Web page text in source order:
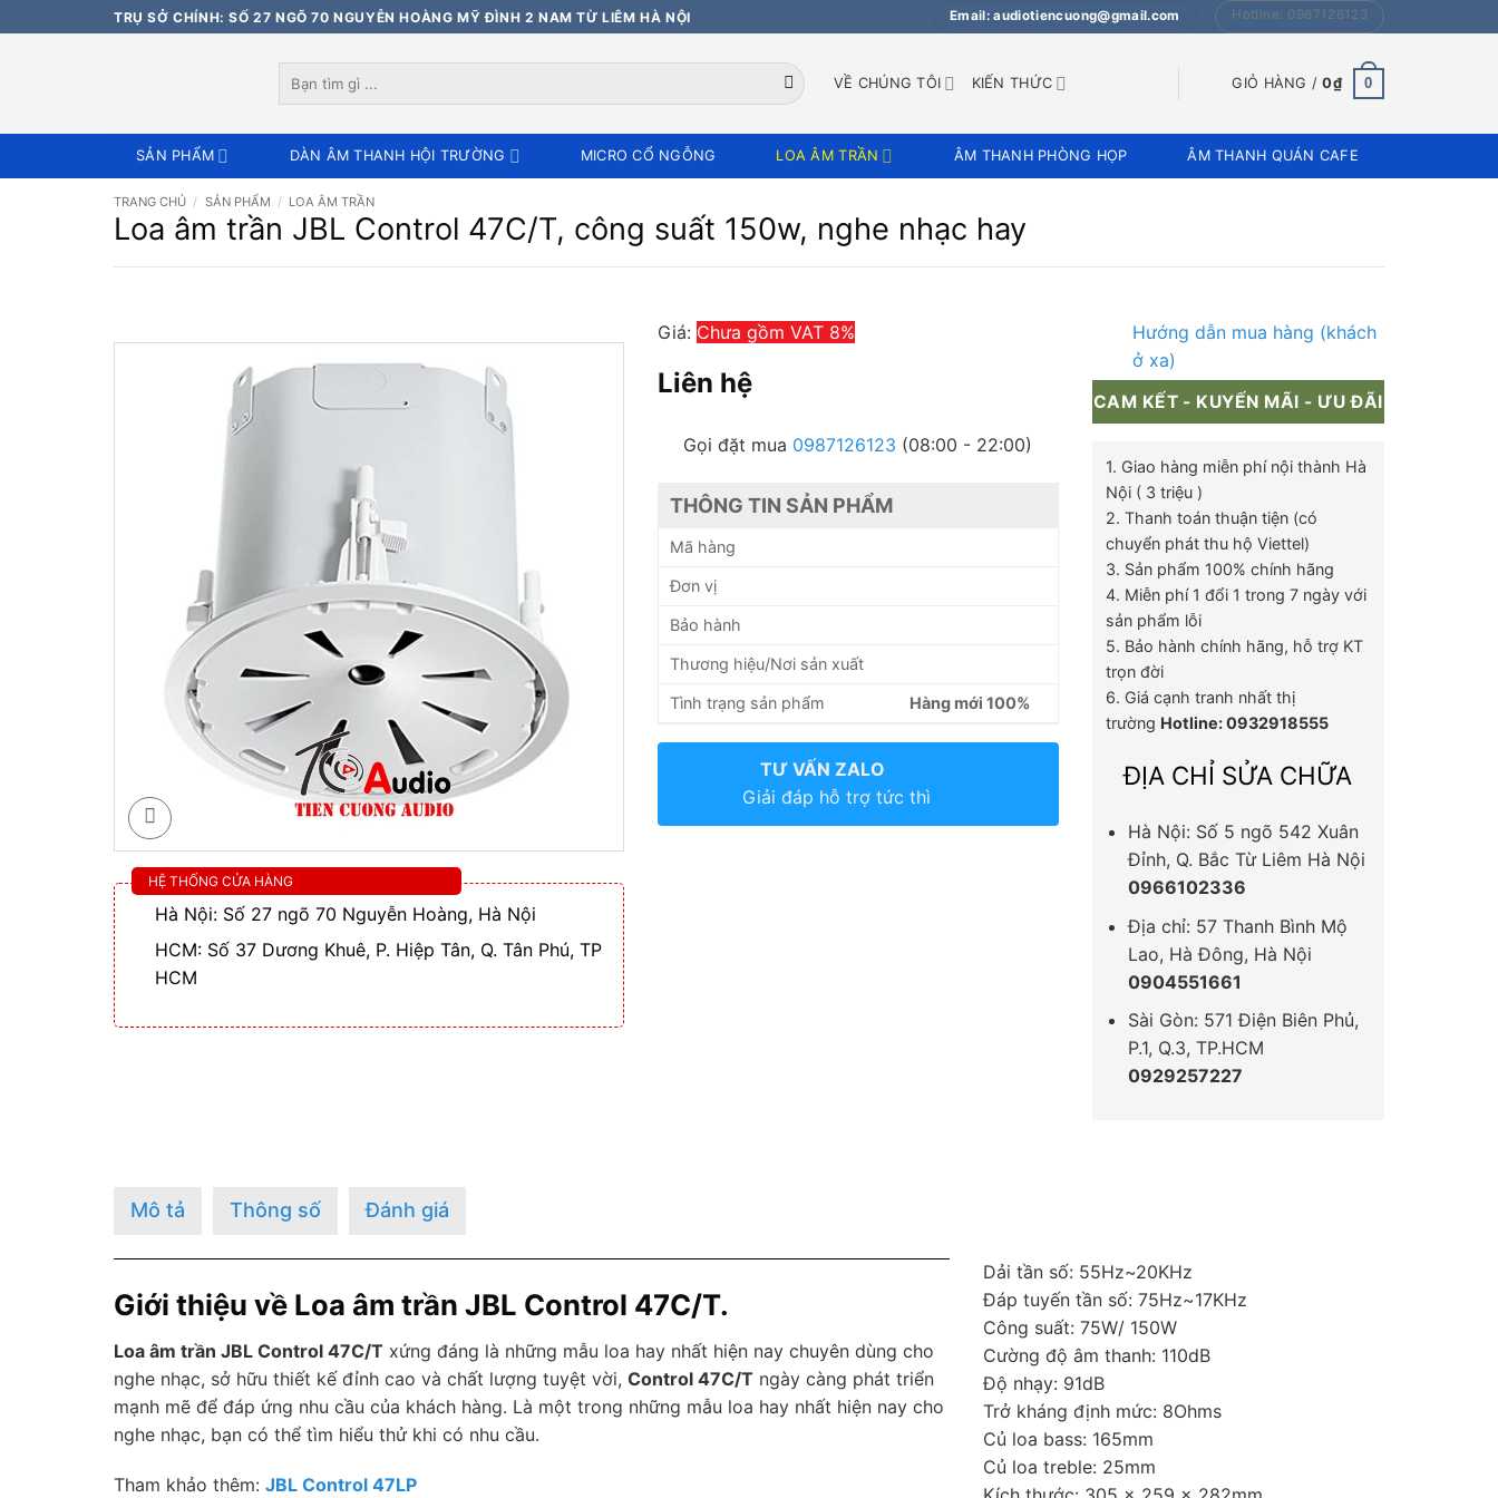
qua
TRỤ SỞ CHÍNH: SỐ 27 NGÕ 70 NGUYỄN HOÀNG MỸ ĐÌNH 2 NAM TỪ LIÊM HÀ NỘI Email: audiotiencuong@gmail.com Hotline: 0987126123
kiếm:
VỀ CHÚNG TÔI KIẾN THỨC GIỎ HÀNG /0₫ 0
SẢN PHẨM DÀN ÂM THANH HỘI TRƯỜNG MICRO CỔ NGỖNG LOA ÂM TRẦN ÂM THANH PHÒNG HỌP ÂM THANH QUÁN CAFE
TRANG CHỦ / SẢN PHẨM / LOA ÂM TRẦN
Loa âm trần JBL Control 47C/T, công suất 150w, nghe nhạc hay
HỆ THỐNG CỬA HÀNG
Hà Nội: Số 27 ngõ 70 Nguyễn Hoàng, Hà Nội
HCM: Số 37 Dương Khuê, P. Hiệp Tân, Q. Tân Phú, TP
HCM
Giá: Chưa gồm VAT 8%
Liên hệ
Gọi đặt mua 0987126123 (08:00 - 22:00)
THÔNG TIN SẢN PHẨM
Mã hàng
Đơn vị
Bảo hành
Thương hiệu/Nơi sản xuất
Tình trạng sản phẩm Hàng mới 100%
TƯ VẤN ZALO
Giải đáp hỗ trợ tức thì
Hướng dẫn mua hàng (khách
ở xa)
CAM KẾT - KUYẾN MÃI - ƯU ĐÃI
1. Giao hàng miễn phí nội thành Hà
Nội ( 3 triệu )
2. Thanh toán thuận tiện (có
chuyển phát thu hộ Viettel)
3. Sản phẩm 100% chính hãng
4. Miễn phí 1 đổi 1 trong 7 ngày với
sản phẩm lỗi
5. Bảo hành chính hãng, hỗ trợ KT
trọn đời
6. Giá cạnh tranh nhất thị
trường Hotline: 0932918555
ĐỊA CHỈ SỬA CHỮA
Hà Nội: Số 5 ngõ 542 Xuân
Đỉnh, Q. Bắc Từ Liêm Hà Nội
0966102336
Địa chỉ: 57 Thanh Bình Mộ
Lao, Hà Đông, Hà Nội
0904551661
Sài Gòn: 571 Điện Biên Phủ,
P.1, Q.3, TP.HCM
0929257227
Mô tả Thông số Đánh giá
Giới thiệu về Loa âm trần JBL Control 47C/T.
Loa âm trần JBL Control 47C/T xứng đáng là những mẫu loa hay nhất hiện nay chuyên dùng cho
nghe nhạc, sở hữu thiết kế đỉnh cao và chất lượng tuyệt vời, Control 47C/T ngày càng phát triển
mạnh mẽ để đáp ứng nhu cầu của khách hàng. Là một trong những mẫu loa hay nhất hiện nay cho
nghe nhạc, bạn có thể tìm hiểu thử khi có nhu cầu.
Tham khảo thêm: JBL Control 47LP
Dải tần số: 55Hz~20KHz
Đáp tuyến tần số: 75Hz~17KHz
Công suất: 75W/ 150W
Cường độ âm thanh: 110dB
Độ nhạy: 91dB
Trở kháng định mức: 8Ohms
Củ loa bass: 165mm
Củ loa treble: 25mm